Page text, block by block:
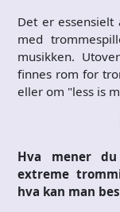
Det er
med
musikken.
finnes rom for
eller om "less is
Hva mener
extreme
hva kan man